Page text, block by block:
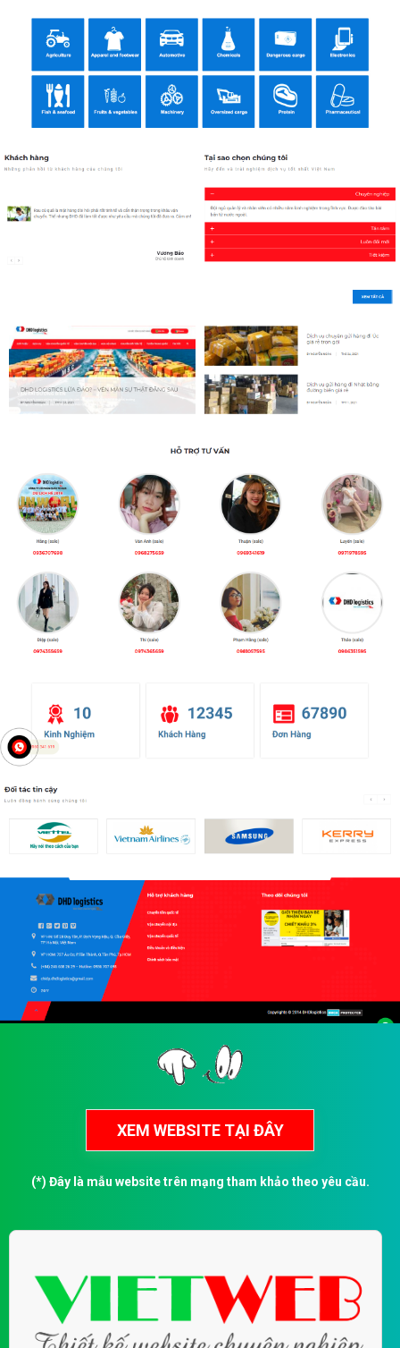
(*) Đây là mẫu website trên mạng tham khảo theo yêu cầu.